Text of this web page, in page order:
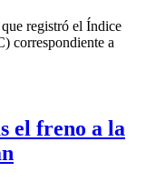
registró el Índice
correspondiente a
el freno a la